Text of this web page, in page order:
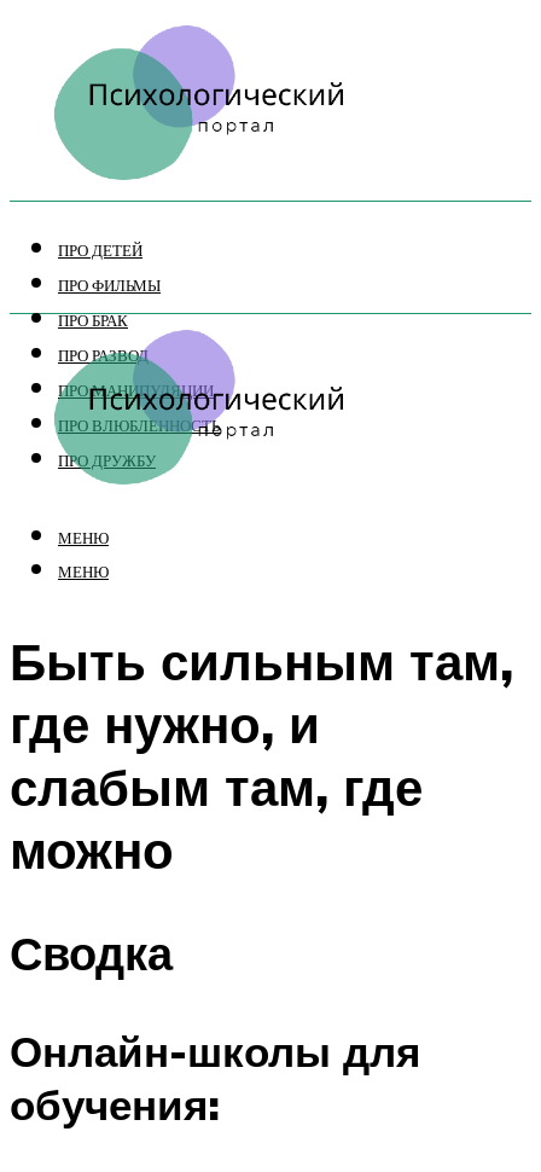
ПРО ДЕТЕЙ
ПРО ФИЛЬМЫ
ПРО БРАК
ПРО РАЗВОД
ПРО МАНИПУЛЯЦИИ
ПРО ВЛЮБЛЕННОСТЬ
ПРО ДРУЖБУ
МЕНЮ
МЕНЮ
Быть сильным там,
где нужно, и
слабым там, где
можно
Сводка
Онлайн-школы для
обучения: